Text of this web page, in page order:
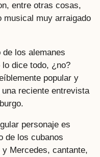
entre otras cosas,
musical muy arraigado
los alemanes
dice todo, ¿no?
popular y
una reciente entrevista
personaje es
de los cubanos
Mercedes, cantante,